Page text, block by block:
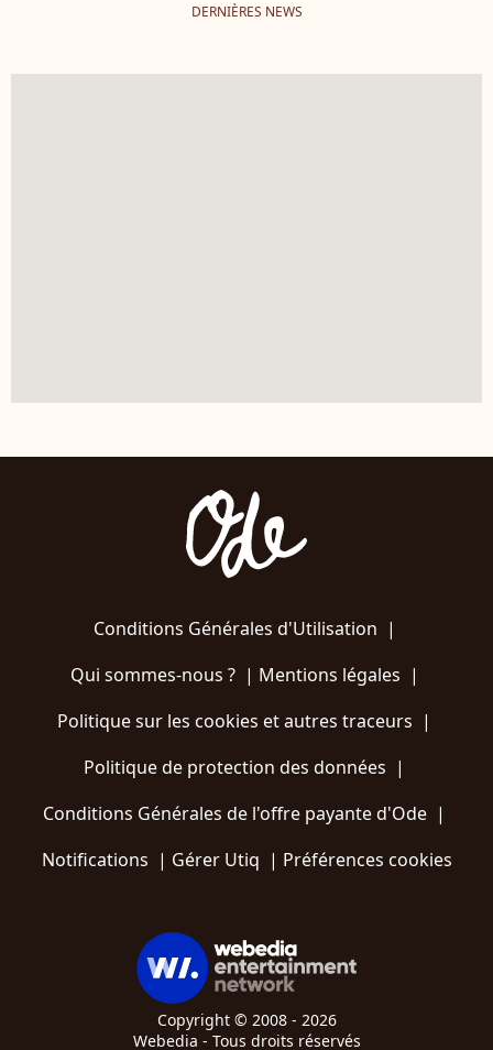
DERNIÈRES NEWS
Conditions Générales d'Utilisation |
Qui sommes-nous ?| Mentions légales |
Politique sur les cookies et autres traceurs |
Politique de protection des données |
Conditions Générales de l'offre payante d'Ode |
Notifications | Gérer Utiq | Préférences cookies
Copyright © 2008 - 2026
Webedia - Tous droits réservés